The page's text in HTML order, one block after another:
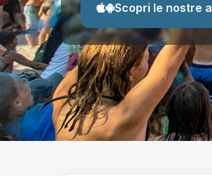
Scopri le nostre